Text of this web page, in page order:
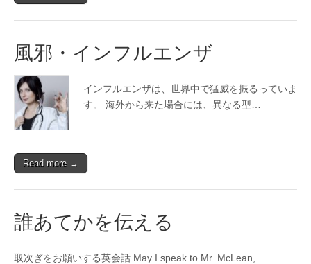
風邪・インフルエンザ
インフルエンザは、世界中で猛威を振るっていま
す。 海外から来た場合には、異なる型…
Read more →
誰あてかを伝える
取次ぎをお願いする英会話 May I speak to Mr. McLean, …